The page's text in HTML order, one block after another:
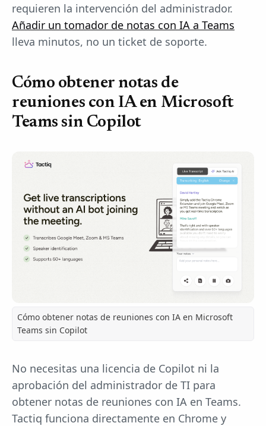
requieren la intervención del administrador.
Añadir un tomador de notas con IA a Teams
lleva minutos, no un ticket de soporte.
Cómo obtener notas de
reuniones con IA en Microsoft
Teams sin Copilot
Cómo obtener notas de reuniones con IA en Microsoft
Teams sin Copilot
No necesitas una licencia de Copilot ni la
aprobación del administrador de TI para
obtener notas de reuniones con IA en Teams.
Tactiq funciona directamente en Chrome y